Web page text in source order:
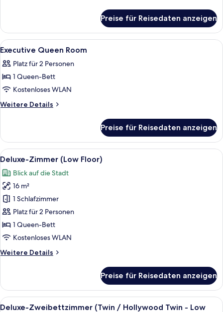
King
Room
Preise für Reisedaten anzeigen
Alle
Fotos
für
Executive
Queen
Room
Hochwertige Bettwaren, Zimmersafe,
5
Executive Queen Room
Platz für 2 Personen
1 Queen-Bett
Kostenloses WLAN
Weitere Details
Weitere
Queen
Room
Preise für Reisedaten anzeigen
Alle
Fotos
für
Deluxe-
Zimmer
(Low
Floor)
anzeigen
Ein modernes Hotelzimmer mit
11
Deluxe-Zimmer (Low Floor)
Blick auf die Stadt
16 m²
1 Schlafzimmer
Platz für 2 Personen
1 Queen-Bett
Kostenloses WLAN
Weitere Details
Weitere
Zimmer
(Low
Floor)
Preise für Reisedaten anzeigen
Alle
Ein modernes Hotelzimmer mit
11
Deluxe-Zweibettzimmer (Twin / Hollywood Twin - Low